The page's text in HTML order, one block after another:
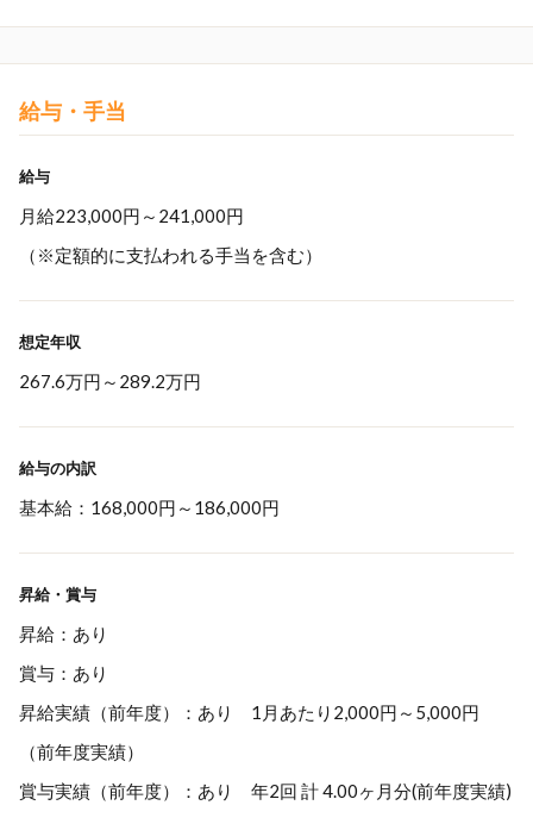
給与・手当
給与
月給223,000円～241,000円
（※定額的に支払われる手当を含む）
想定年収
267.6万円 ～ 289.2万円
給与の内訳
基本給：168,000円～186,000円
昇給・賞与
昇給：あり
賞与：あり
昇給実績（前年度）：あり 1月あたり2,000円～5,000円
（前年度実績）
賞与実績（前年度）：あり 年2回 計 4.00ヶ月分(前年度実績)